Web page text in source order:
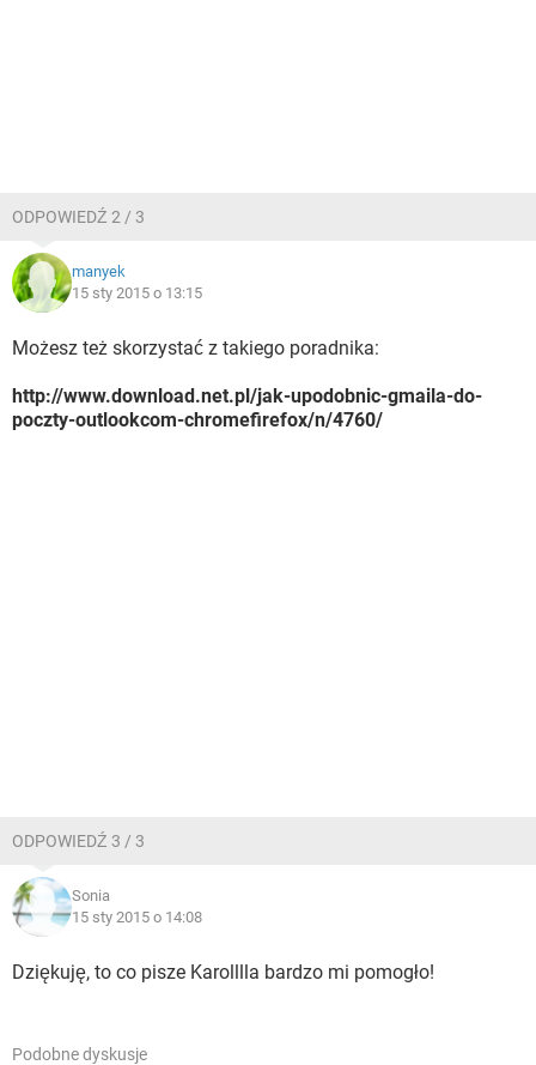
ODPOWIEDŹ 2 / 3
manyek
15 sty 2015 o 13:15
Możesz też skorzystać z takiego poradnika:
http://www.download.net.pl/jak-upodobnic-gmaila-do-
poczty-outlookcom-chromefirefox/n/4760/
ODPOWIEDŹ 3 / 3
Sonia
15 sty 2015 o 14:08
Dziękuję, to co pisze Karolllla bardzo mi pomogło!
Podobne dyskusje